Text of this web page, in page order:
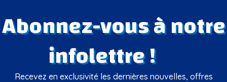
Abonnez-vous à notre
infolettre !
Recevez en exclusivité les dernières nouvelles, offres